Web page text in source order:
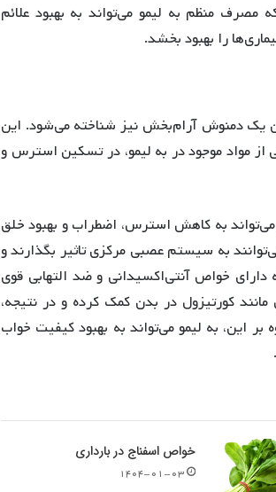
مصرف منظم به لیمو می‌تواند به بهبود علائم
را بهبود بخشد.
یک دمنوش آرام‌بخش نیز شناخته می‌شود. این
مواد موجود در به لیمو، در تسکین استرس و
به کاهش استرس، اضطراب و بهبود خلق
به سیستم عصبی مرکزی تاثیر بگذارند و
خواص آنتی‌اکسیدانی و ضد التهابی قوی
کورتیزول در بدن کمک کرده و در نتیجه،
این، به لیمو می‌تواند به بهبود کیفیت خواب
خواص اسفناج در بارداری
۱۴۰۴-۰۱-۰۳